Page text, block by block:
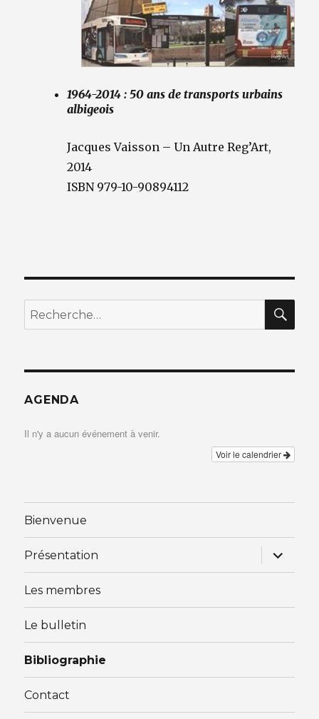
1964-2014 : 50 ans de transports urbains
albigeois
Jacques Vaisson – Un Autre Reg’Art,
2014
ISBN 979-10-90894112
Recherche
pour
AGENDA
Il n'y a aucun événement à venir.
Voir le calendrier
Bienvenue
Présentation
ouvrir
le
sous-
Les membres
Le bulletin
Bibliographie
Contact